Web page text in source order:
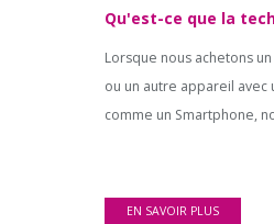
Lorsque nous achetons
ou un autre appareil avec
comme un Smartphone,
EN SAVOIR PLUS